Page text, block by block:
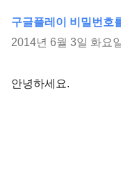
구글플레이 비밀번호
2014년 6월 3일 화요
안녕하세요.